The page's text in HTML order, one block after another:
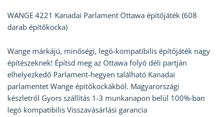
WANGE 4221 Kanadai Parlament Ottawa építőjáték (608
darab építőkocka)
Wange márkájú, minőségi, legó-kompatibilis építőjáték nagy
építészeknek! Építsd meg az Ottawa folyó déli partján
elhelyezkedő Parlament-hegyen található Kanadai
parlamentet Wange építőkockákból. Magyarországi
készletről Gyors szállítás 1-3 munkanapon belül 100%-ban
legó kompatibilis Visszavásárlási garancia